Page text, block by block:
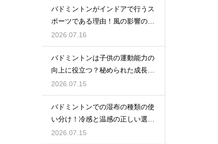
バドミントンがインドアで行うス
ポーツである理由！風の影響の大
きさ
2026.07.16
バドミントンは子供の運動能力の
向上に役立つ？秘められた成長効
果
2026.07.15
バドミントンでの湿布の種類の使
い分け！冷感と温感の正しい選び
方
2026.07.15